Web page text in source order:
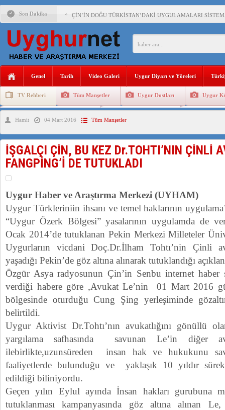
Son Dakika ÇİN’İN DOĞU TÜRKİSTAN’DAKİ UYGULAMALARI
DİYANET AKADEMİSİ BAŞKANI DOÇ.DR.KAAN : DOĞU
ÇİN’İN UYGUR POLİTİKALARINI ÖVEN DİYANET
MHP’DEN URUMÇİ KATLİAMI MESAJİ : 05.07.2009
İŞGALCİ ÇİN’DEN “FETİHLER SULTANI
SAADET PARTİSİ İLÇE BAŞKANI : TEMMUZ AYI,DOĞU
İŞGALCİ ÇİN,DOĞU TÜRKİSTAN’DA EN AZ 143 BİN
Genel Tarih Video Galeri Uygur Diyarı ve Yöreleri
TV Rehberi Tüm Manşetler Uygur Dostları Uygur
Uygurlarda Düğün ve Cenaze
Hamit 04 Mart 2016 Tüm Manşetler
İŞGALÇI ÇİN, BU KEZ Dr.TOHTI’NIN ÇİNLİ
FANGPİNG’İ DE TUTUKLADI
Uygur Haber ve Araştırma Merkezi (UYHAM)
Uygur Türkleriniin ihsanı ve temel haklarının
“Uygur Özerk Bölgesi” yasalarının uygulamda de
Ocak 2014’de tutuklanan Pekin Merkezi Milleteler
Uygurlarıın vicdani Doç.Dr.İlham Tohtı’nin Çinli
yaşadığı Pekin’de göz altına alınarak tutuklandığı
Özgür Asya radyosunun Çin’in Senbu internet haber
verdiği habere göre ,Avukat Le’nin 01 Mart 2016
bölgesinde oturduğu Cung Şing yerleşiminde
belirtildi.
Uygur Aktivist Dr.Tohtı’nın avukatlığını gönüllü
yargılama safhasında savunan Le’in diğer
ilebirlikte,uzunsüreden insan hak ve hukukunu
faaliyetlerde bulunduğu ve yaklaşık 10 yıldır
edildiği biliniyordu.
Geçen yılın Eylul ayında İnsan hakları gurubuna
tutuklanması kampanyasında göz altına alınan